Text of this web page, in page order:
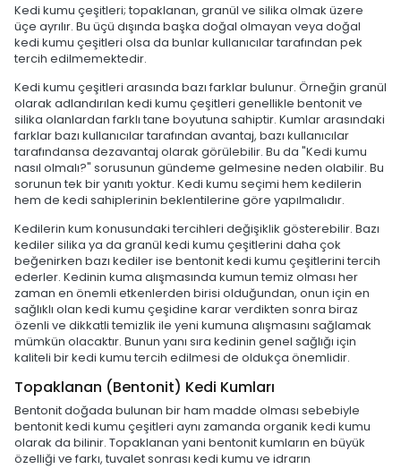
Kedi kumu çeşitleri; topaklanan, granül ve silika olmak üzere
üçe ayrılır. Bu üçü dışında başka doğal olmayan veya doğal
kedi kumu çeşitleri olsa da bunlar kullanıcılar tarafından pek
tercih edilmemektedir.
Kedi kumu çeşitleri arasında bazı farklar bulunur. Örneğin granül
olarak adlandırılan kedi kumu çeşitleri genellikle bentonit ve
silika olanlardan farklı tane boyutuna sahiptir. Kumlar arasındaki
farklar bazı kullanıcılar tarafından avantaj, bazı kullanıcılar
tarafındansa dezavantaj olarak görülebilir. Bu da "Kedi kumu
nasıl olmalı?" sorusunun gündeme gelmesine neden olabilir. Bu
sorunun tek bir yanıtı yoktur. Kedi kumu seçimi hem kedilerin
hem de kedi sahiplerinin beklentilerine göre yapılmalıdır.
Kedilerin kum konusundaki tercihleri değişiklik gösterebilir. Bazı
kediler silika ya da granül kedi kumu çeşitlerini daha çok
beğenirken bazı kediler ise bentonit kedi kumu çeşitlerini tercih
ederler. Kedinin kuma alışmasında kumun temiz olması her
zaman en önemli etkenlerden birisi olduğundan, onun için en
sağlıklı olan kedi kumu çeşidine karar verdikten sonra biraz
özenli ve dikkatli temizlik ile yeni kumuna alışmasını sağlamak
mümkün olacaktır. Bunun yanı sıra kedinin genel sağlığı için
kaliteli bir kedi kumu tercih edilmesi de oldukça önemlidir.
Topaklanan (Bentonit) Kedi Kumları
Bentonit doğada bulunan bir ham madde olması sebebiyle
bentonit kedi kumu çeşitleri aynı zamanda organik kedi kumu
olarak da bilinir. Topaklanan yani bentonit kumların en büyük
özelliği ve farkı, tuvalet sonrası kedi kumu ve idrarın